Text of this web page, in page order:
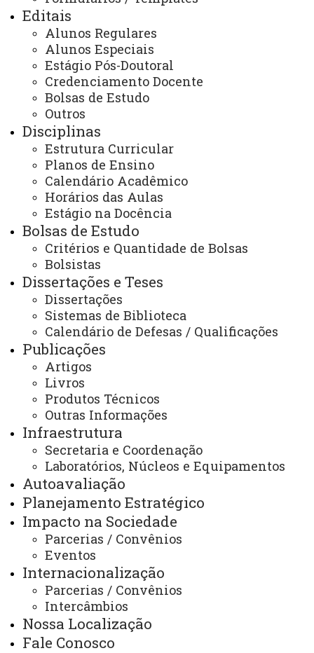
Editais
Alunos Regulares
Alunos Especiais
Estágio Pós-Doutoral
Credenciamento Docente
Bolsas de Estudo
Outros
Disciplinas
Estrutura Curricular
Planos de Ensino
Calendário Acadêmico
Horários das Aulas
Estágio na Docência
Bolsas de Estudo
Critérios e Quantidade de Bolsas
Bolsistas
Dissertações e Teses
Dissertações
Sistemas de Biblioteca
Calendário de Defesas / Qualificações
Publicações
Artigos
Livros
Produtos Técnicos
Outras Informações
Infraestrutura
Secretaria e Coordenação
Laboratórios, Núcleos e Equipamentos
Autoavaliação
Planejamento Estratégico
Impacto na Sociedade
Parcerias / Convênios
Eventos
Internacionalização
Parcerias / Convênios
Intercâmbios
Nossa Localização
Fale Conosco
Segunda à sexta
13:00 às 17:00
E-mail/Redes Sociais:
toledo.mestradoservicosocial@unioeste.br
Você está aqui:
PPGSS - Mestrado em Serviço Social - Toledo
Programa
ACESSE
Acesso Restrito (Editores do Portal)
Arquivo Virtual
Bibliotecas
Identidade Visual
Mapa do Site
Ouvidoria
Portal Office 365
Sistemas
Telefones
Webmail
REITORIA
Secretaria Geral
Gabinete Reitoria
Secretaria dos Conselhos Superiores